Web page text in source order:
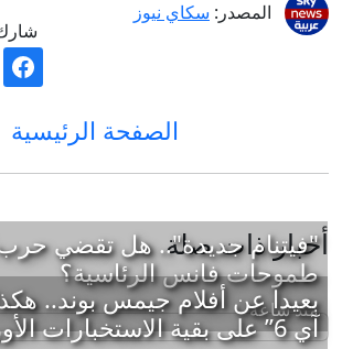
المصدر: سكاي نيوز
الصفحة الرئيسية
أخبار ذات صلة
"فيتنام جديدة".. هل تقضي
طموحات فانس الرئاسية؟
منذ ساعة
بعيدا عن أفلام جيمس بوند..
آي 6” على بقية الاستخبارات الأوروبية